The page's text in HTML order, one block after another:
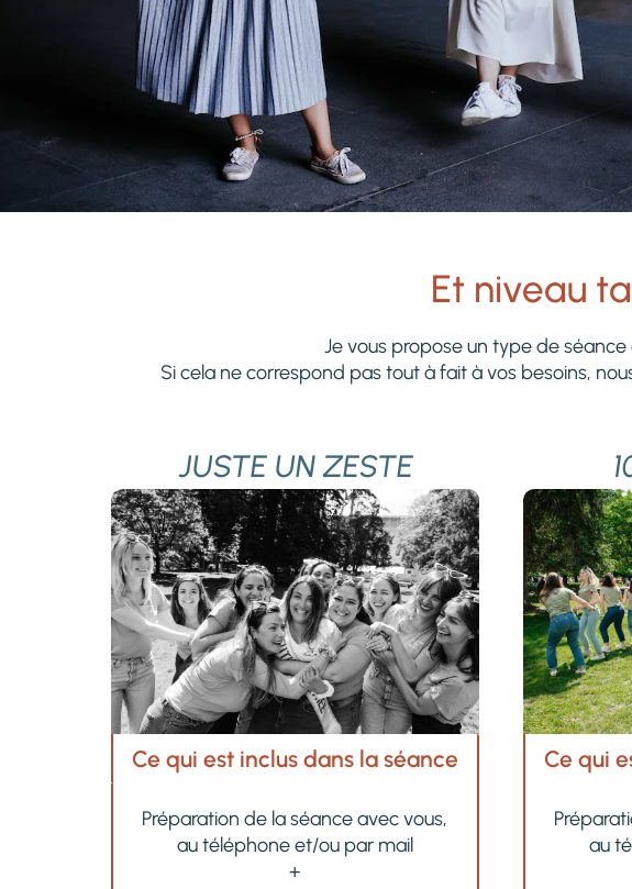
Et niveau
Je vous propose un type de
Si cela ne correspond pas tout à fait à vos besoins,
JUSTE UN ZESTE
Ce qui est inclus dans la séance
Préparation de la séance avec vous,
au téléphone et/ou par mail
+
Ce qui
au